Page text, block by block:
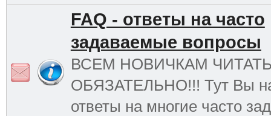
FAQ - ответы на часто
задаваемые вопросы
ВСЕМ НОВИЧКАМ
ОБЯЗАТЕЛЬНО!!! Тут Вы
ответы на многие часто